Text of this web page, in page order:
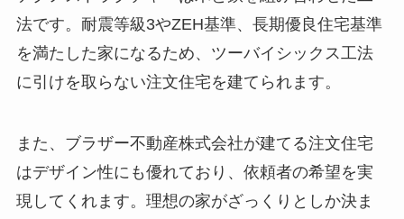
法です。耐震等級3やZEH基準、長期優良住宅基準
を満たした家になるため、ツーバイシックス工法
に引けを取らない注文住宅を建てられます。
また、ブラザー不動産株式会社が建てる注文住宅
はデザイン性にも優れており、依頼者の希望を実
現してくれます。理想の家がざっくりとしか決ま